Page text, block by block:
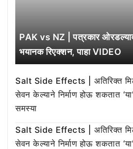
PAK vs NZ | पत्रकार
भयानक रिएक्शन, पाहा VIDEO
Salt Side Effects | अतिरिक्त
सेवन केल्याने निर्माण होऊ शकतात ‘या’
समस्या
Salt Side Effects | अतिरिक्त
सेवन केल्याने निर्माण होऊ शकतात ‘या’